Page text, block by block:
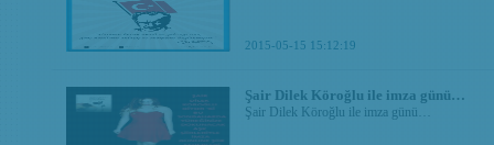
2015-05-15 15:12:19
Şair Dilek Köroğlu ile imza günü…
Şair Dilek Köroğlu ile imza günü…